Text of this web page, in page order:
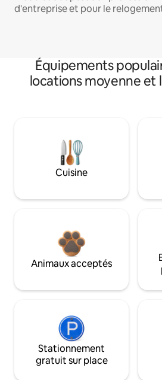
d'entreprise et pour le
Équipements
locations moyenne et
Cuisine
Animaux acceptés
Stationnement
gratuit sur place